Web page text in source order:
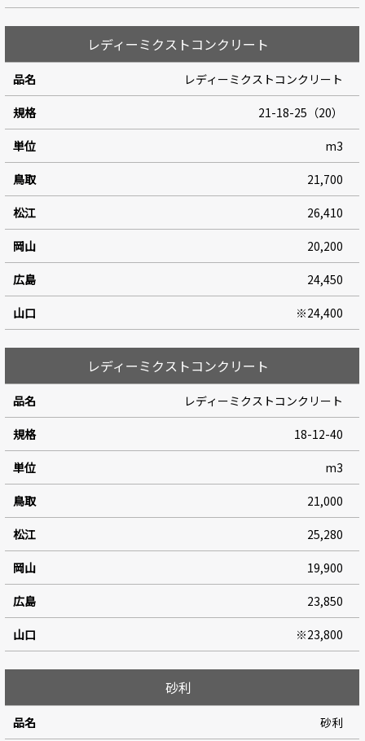
レディーミクストコンクリート
レディーミクストコンクリート
21-18-25（20）
m3
21,700
26,410
20,200
24,450
※24,400
レディーミクストコンクリート
レディーミクストコンクリート
18-12-40
m3
21,000
25,280
19,900
23,850
※23,800
砂利
砂利